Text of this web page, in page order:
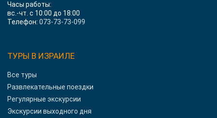
Часы работы:
вс.-чт. с 10:00 до 18:00
Телефон: 073-73-73-099
ТУРЫ В ИЗРАИЛЕ
Все туры
Развлекательные поездки
Регулярные экскурсии
Экскурсии выходного дня